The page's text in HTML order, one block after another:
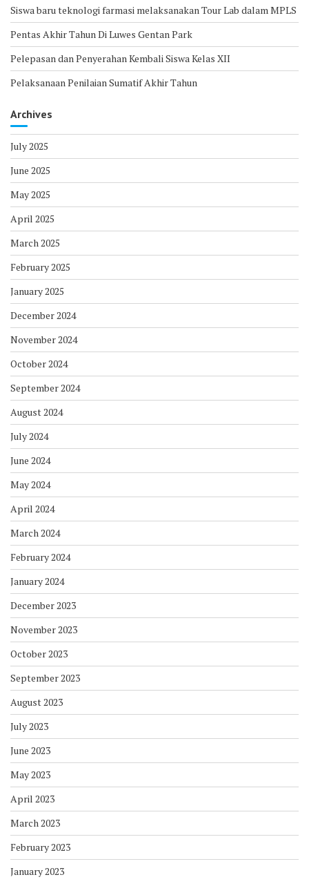
Siswa baru teknologi farmasi melaksanakan Tour Lab dalam MPLS
Pentas Akhir Tahun Di Luwes Gentan Park
Pelepasan dan Penyerahan Kembali Siswa Kelas XII
Pelaksanaan Penilaian Sumatif Akhir Tahun
Archives
July 2025
June 2025
May 2025
April 2025
March 2025
February 2025
January 2025
December 2024
November 2024
October 2024
September 2024
August 2024
July 2024
June 2024
May 2024
April 2024
March 2024
February 2024
January 2024
December 2023
November 2023
October 2023
September 2023
August 2023
July 2023
June 2023
May 2023
April 2023
March 2023
February 2023
January 2023